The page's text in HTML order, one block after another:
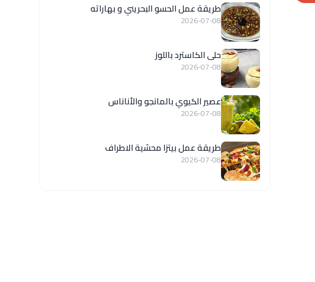
طريقة عمل الحسو البحريني و بهاراته
2026-07-08
حلى الكاسترد باللوز
2026-07-08
عصير الكيوي بالمانجو والأناناس
2026-07-08
طريقة عمل بيتزا محشية الاطراف
2026-07-08